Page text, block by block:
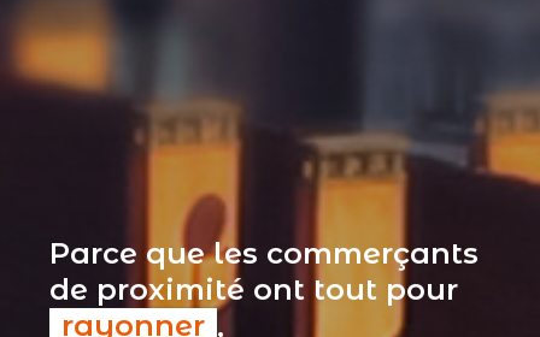
Parce que les commerçants
de proximité ont tout pour
rayonner ,